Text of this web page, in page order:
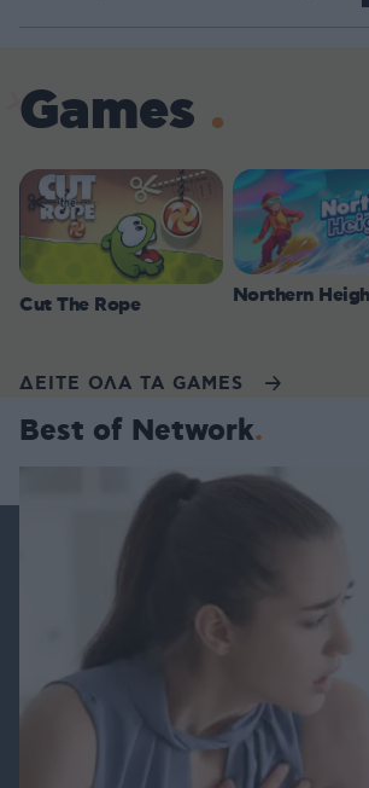
Games
Cut The Rope Northern
ΔΕΙΤΕ ΟΛΑ ΤΑ GAMES
Best of Network